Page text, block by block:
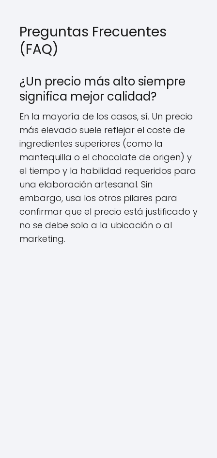
Preguntas Frecuentes
(FAQ)
¿Un precio más alto siempre
significa mejor calidad?
En la mayoría de los casos, sí. Un precio
más elevado suele reflejar el coste de
ingredientes superiores (como la
mantequilla o el chocolate de origen) y
el tiempo y la habilidad requeridos para
una elaboración artesanal. Sin
embargo, usa los otros pilares para
confirmar que el precio está justificado y
no se debe solo a la ubicación o al
marketing.